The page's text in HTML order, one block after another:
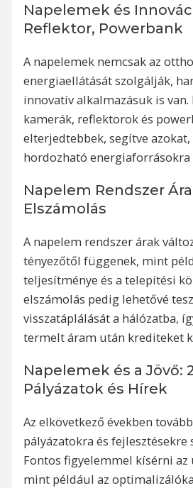
Napelemek és
Reflektor, Powerbank
A napelemek nemcsak az
energiaellátását szolgálják,
innovatív alkalmazásuk is van.
kamerák, reflektorok és
elterjedtebbek, segítve
hordozható energiaforrásokra
Napelem Rendszer
Elszámolás
A napelem rendszer árak
tényezőtől függenek, mint
teljesítménye és a telepítési
elszámolás pedig lehetővé
visszatáplálását a hálózatba,
termelt áram után krediteket
Napelemek és a Jövő:
Pályázatok és Hírek
Az elkövetkező években
pályázatokra és fejlesztésekre
Fontos figyelemmel kísérni
mint például az